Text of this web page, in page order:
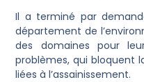
Il a terminé par
département de
des domaines pour
problèmes, qui bloquent
liées à l’assainissement.